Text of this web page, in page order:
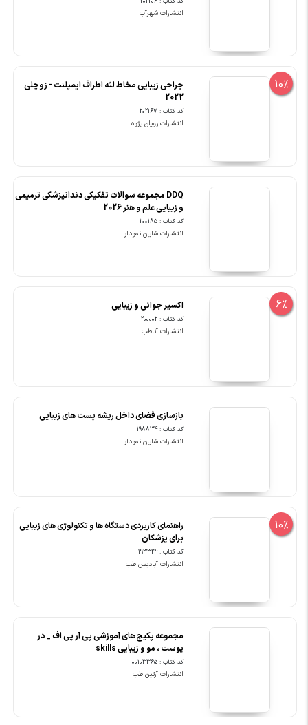
انتشارات شهرآب
10%
جراحی زیبایی مخاط لثه اطراف ایمپلنت - زوچلی
2022
کد کتاب : 202167
انتشارات رویان پژوه
DDQ مجموعه سوالات تفکیکی دندانپزشکی ترمیمی
و زیبایی علم و هنر 2026
کد کتاب : 200185
انتشارات شایان نمودار
6% اکسیر جوانی و زیبایی
کد کتاب : 200002
انتشارات آناطب
بازسازی فضای داخل ریشه پست های زیبایی
کد کتاب : 198834
انتشارات شایان نمودار
10%
راهنمای کاربردی دستگاه ها و تکنولوژی های زیبایی
برای پزشکان
کد کتاب : 193324
انتشارات آبادیس طب
مجموعه پکیج های آموزشی پی آر پی اف _ در
پوست ، مو و زیبایی skills
کد کتاب : 00103365
انتشارات آرتین طب